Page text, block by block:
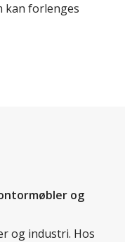
kan forlenges
og
og industri. Hos